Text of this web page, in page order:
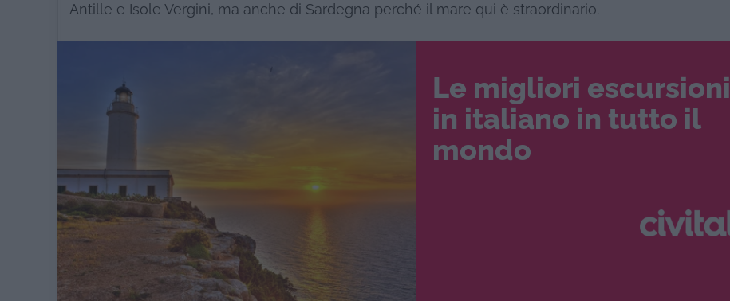
Antille e Isole Vergini, ma anche di Sardegna perché il mare qui è straordinario.
Le migliori escursioni
in italiano in tutto il
mondo